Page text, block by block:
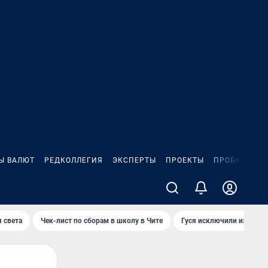
ВАЛЮТ РЕДКОЛЛЕГИЯ ЭКСПЕРТЫ ПРОЕКТЫ ПРОБКИ
света Чек-лист по сборам в школу в Чите Гуся исключили из